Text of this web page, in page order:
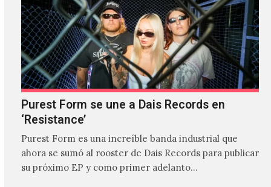
Purest Form se une a Dais Records en
‘Resistance’
Purest Form es una increíble banda industrial que
ahora se sumó al rooster de Dais Records para publicar
su próximo EP y como primer adelanto…